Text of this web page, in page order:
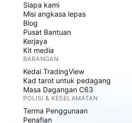
Siapa kami
Misi angkasa lepas
Blog
Pusat Bantuan
Kerjaya
Kit media
BARANGAN
Kedai TradingView
Kad tarot untuk pedagang
Masa Dagangan C63
POLISI & KESELAMATAN
Terma Penggunaan
Penafian